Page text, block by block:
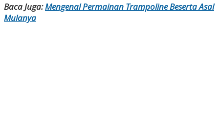
Baca Juga:Mengenal Permainan Trampoline Beserta Asal
Mulanya